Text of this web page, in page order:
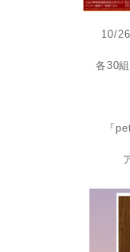
10/
各30
『